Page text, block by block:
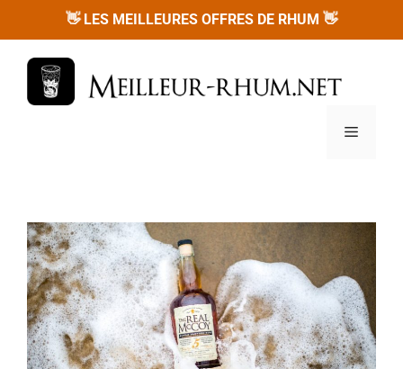
contenu
👋LES MEILLEURES OFFRES DE RHUM 👋
Menu